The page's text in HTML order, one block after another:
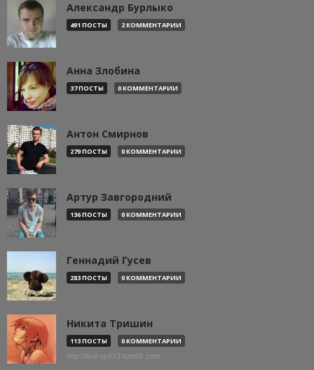
Александр Бурлыко
491 ПОСТЫ 2 КОММЕНТАРИИ
Анна Злобина
37 ПОСТЫ 0 КОММЕНТАРИИ
Антон Смирнов
279 ПОСТЫ 0 КОММЕНТАРИИ
Артур Завгородний
136 ПОСТЫ 0 КОММЕНТАРИИ
Геннадий Гусев
283 ПОСТЫ 0 КОММЕНТАРИИ
Никита Тришин
113 ПОСТЫ 0 КОММЕНТАРИИ
http://evil-eye13.tumblr.com